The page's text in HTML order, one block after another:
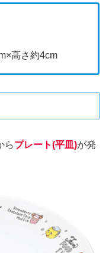
高さ約4cm
らプレート(平皿)が発